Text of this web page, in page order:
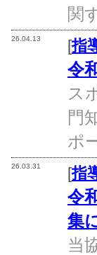
関
26.04.13 [指
令
ス
門
ポ
26.03.31 [指
令
集
当